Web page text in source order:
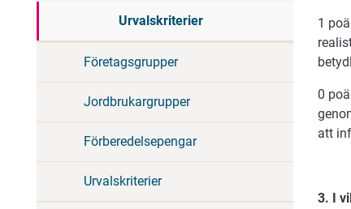
Urvalskriterier
Företagsgrupper
Jordbrukargrupper
Förberedelsepengar
Urvalskriterier
1
0
att
3. I